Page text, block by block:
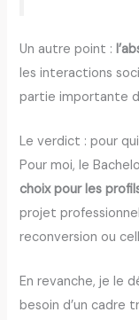
Un autre point :
les interactions
partie importante
Le verdict : pour
Pour moi, le
choix pour les
projet
reconversion ou
En revanche, je le
besoin d’un cadre